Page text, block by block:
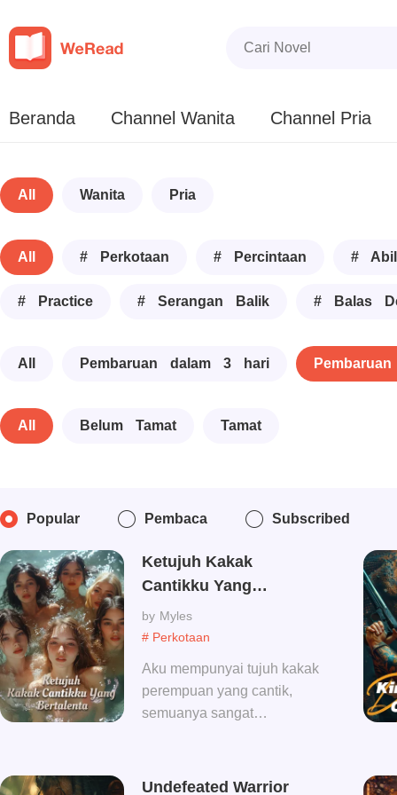
Beranda Channel Wanita Channel Pria
All Wanita Pria
All # Perkotaan # Percintaan #
# Practice # Serangan Balik # Balas
All Pembaruan dalam 3 hari
All Belum Tamat Tamat
Popular Pembaca Subscribed
# Perkotaan
Ketujuh Kakak
Cantikku Yang
Bertalenta
Myles
Aku mempunyai tujuh kakak
perempuan yang cantik,
semuanya sangat
tahu bahwa aku telah lama
Undefeated Warrior